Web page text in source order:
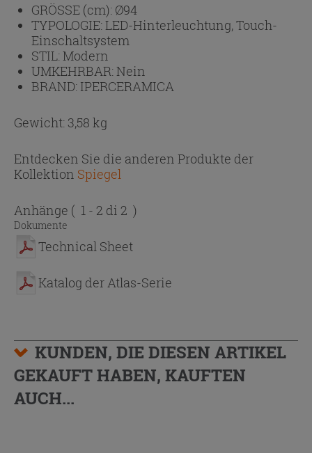
GRÖSSE (cm): Ø94
TYPOLOGIE:LED-Hinterleuchtung, Touch-
Einschaltsystem
STIL:Modern
UMKEHRBAR:Nein
BRAND: IPERCERAMICA
Gewicht: 3,58 kg
Entdecken Sie die anderen Produkte der
Kollektion Spiegel
Anhänge ( 1 - 2 di 2 )
Dokumente
Technical Sheet
Katalog der Atlas-Serie
KUNDEN, DIE DIESEN ARTIKEL
GEKAUFT HABEN, KAUFTEN
AUCH...